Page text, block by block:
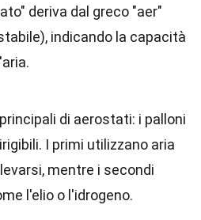
deriva dal greco "aer"
indicando la capacità
di aerostati: i palloni
I primi utilizzano aria
mentre i secondi
l'elio o l'idrogeno.